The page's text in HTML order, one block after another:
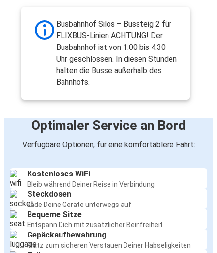
Busbahnhof Silos – Bussteig 2 für
FLIXBUS-Linien ACHTUNG! Der
Busbahnhof ist von 1:00 bis 4:30
Uhr geschlossen. In diesen Stunden
halten die Busse außerhalb des
Bahnhofs.
Optimaler Service an Bord
Verfügbare Optionen, für eine komfortablere Fahrt:
Kostenloses WiFi
Bleib während Deiner Reise in Verbindung
Steckdosen
Lade Deine Geräte unterwegs auf
Bequeme Sitze
Entspann Dich mit zusätzlicher Beinfreiheit
Gepäckaufbewahrung
Platz zum sicheren Verstauen Deiner Habseligkeiten